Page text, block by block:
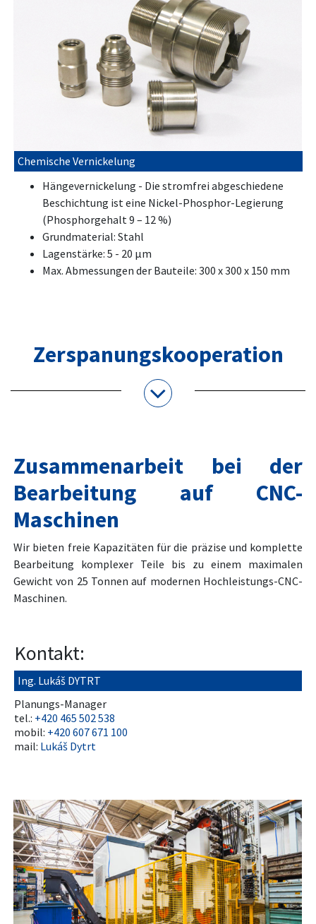
Chemische Vernickelung
Hängevernickelung - Die stromfrei abgeschiedene
Beschichtung ist eine Nickel-Phosphor-Legierung
(Phosphorgehalt 9 – 12 %)
Grundmaterial: Stahl
Lagenstärke: 5 - 20 μm
Max. Abmessungen der Bauteile: 300 x 300 x 150 mm
Zerspanungskooperation
Zusammenarbeit bei der
Bearbeitung auf CNC-
Maschinen
Wir bieten freie Kapazitäten für die präzise und komplette
Bearbeitung komplexer Teile bis zu einem maximalen
Gewicht von 25 Tonnen auf modernen Hochleistungs-CNC-
Maschinen.
Kontakt:
Ing. Lukáš DYTRT
Planungs-Manager
tel.: +420 465 502 538
mobil: +420 607 671 100
mail: Lukáš Dytrt